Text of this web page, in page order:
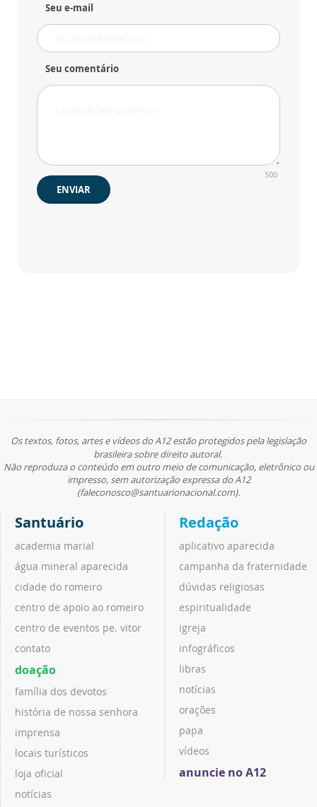
Seu e-mail
Seu comentário
500
ENVIAR
Os textos, fotos, artes e vídeos do A12 estão protegidos pela legislação
brasileira sobre direito autoral.
Não reproduza o conteúdo em outro meio de comunicação, eletrônico ou
impresso, sem autorização expressa do A12
(faleconosco@santuarionacional.com).
Santuário
academia marial
água mineral aparecida
cidade do romeiro
centro de apoio ao romeiro
centro de eventos pe. vitor
contato
doação
família dos devotos
história de nossa senhora
imprensa
locais turísticos
loja oficial
notícias
Redação
aplicativo aparecida
campanha da fraternidade
dúvidas religiosas
espiritualidade
igreja
infográficos
libras
notícias
orações
papa
vídeos
anuncie no A12